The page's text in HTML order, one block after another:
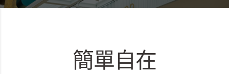
簡單自在